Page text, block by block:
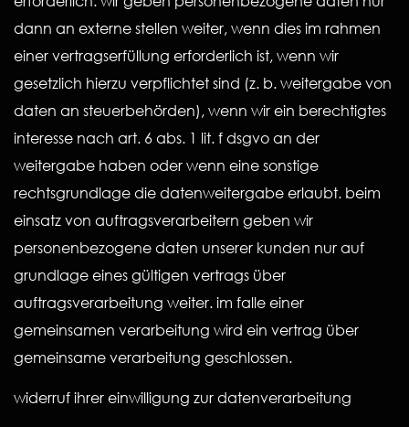
dann an externe stellen weiter, wenn dies im rahmen
einer vertragserfüllung erforderlich ist, wenn wir
gesetzlich hierzu verpflichtet sind (z. b. weitergabe von
daten an steuerbehörden), wenn wir ein berechtigtes
interesse nach art. 6 abs. 1 lit. f dsgvo an der
weitergabe haben oder wenn eine sonstige
rechtsgrundlage die datenweitergabe erlaubt. beim
einsatz von auftragsverarbeitern geben wir
personenbezogene daten unserer kunden nur auf
grundlage eines gültigen vertrags über
auftragsverarbeitung weiter. im falle einer
gemeinsamen verarbeitung wird ein vertrag über
gemeinsame verarbeitung geschlossen.
widerruf ihrer einwilligung zur datenverarbeitung